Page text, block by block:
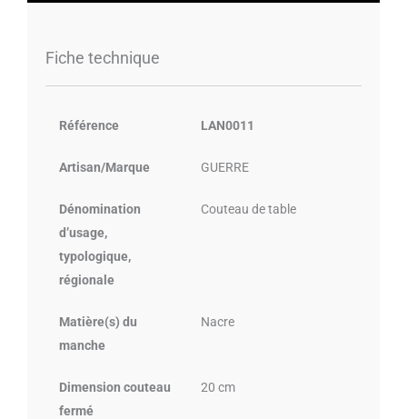
Fiche technique
Référence LAN0011
Artisan/Marque GUERRE
Dénomination
d’usage,
typologique,
régionale
Couteau de table
Matière(s) du
manche
Nacre
Dimension couteau
fermé
20 cm